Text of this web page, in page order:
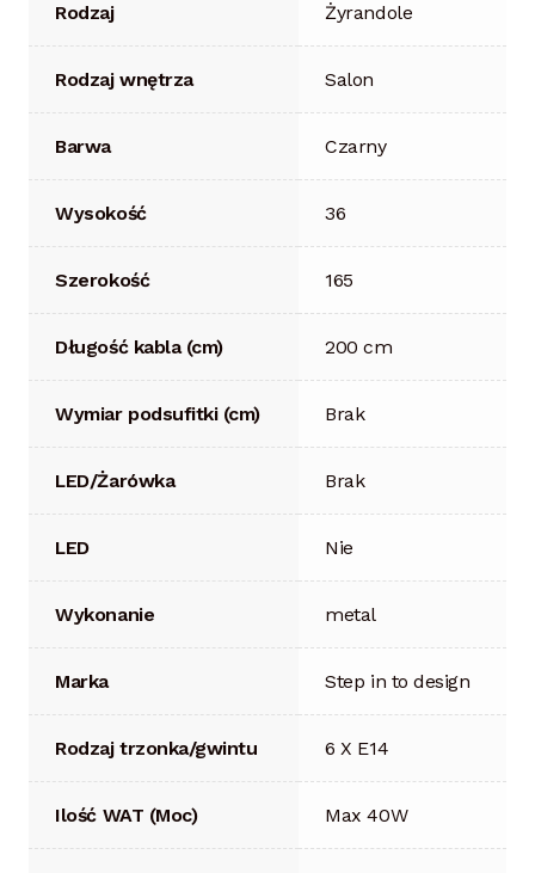
Rodzaj Żyrandole
Rodzaj wnętrza Salon
Barwa Czarny
Wysokość 36
Szerokość 165
Długość kabla (cm) 200 cm
Wymiar podsufitki (cm) Brak
LED/Żarówka Brak
LED Nie
Wykonanie metal
Marka Step in to design
Rodzaj trzonka/gwintu 6 X E14
Ilość WAT (Moc) Max 40W